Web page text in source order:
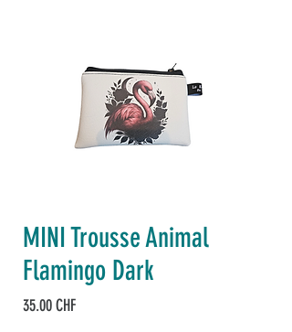
MINI Trousse Animal
Flamingo Dark
35.00 CHFPrix